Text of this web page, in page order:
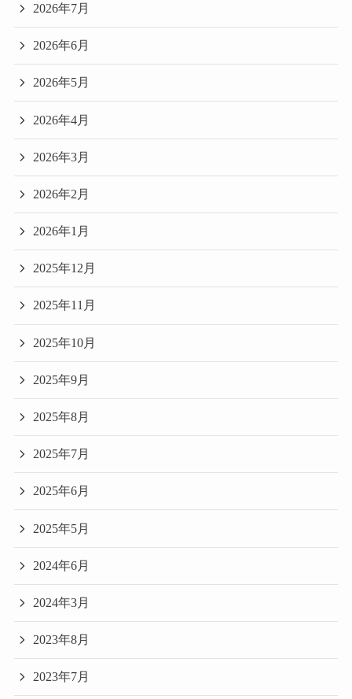
2026年7月
2026年6月
2026年5月
2026年4月
2026年3月
2026年2月
2026年1月
2025年12月
2025年11月
2025年10月
2025年9月
2025年8月
2025年7月
2025年6月
2025年5月
2024年6月
2024年3月
2023年8月
2023年7月